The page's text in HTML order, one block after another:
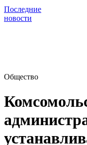
Последние
новости
Общество